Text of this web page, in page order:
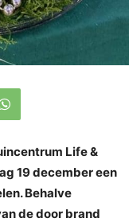
Life &
19 december een
Behalve
de door brand